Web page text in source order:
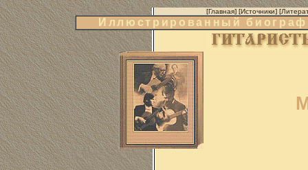
[Главная] [Источники] [
Иллюстрированный